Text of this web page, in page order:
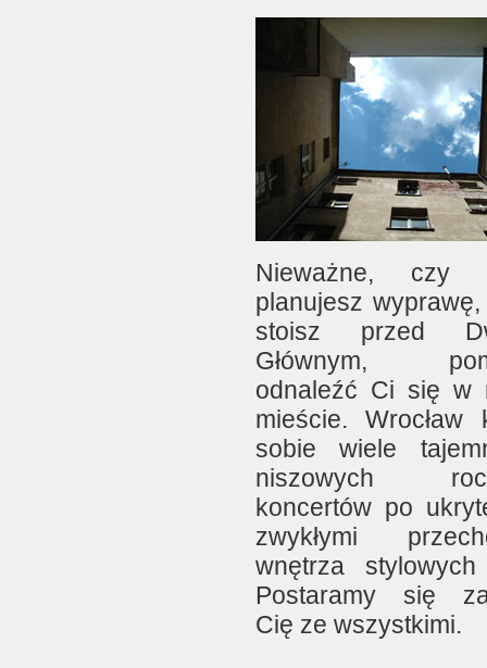
Nieważne, czy
planujesz
stoisz przed
Głównym,
odnaleźć Ci się w
mieście. Wrocław
sobie wiele
niszowych
koncertów po
zwykłymi
wnętrza
Postaramy się
Cię ze wszystkimi.